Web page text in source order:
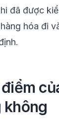
đã được
hóa đi
không